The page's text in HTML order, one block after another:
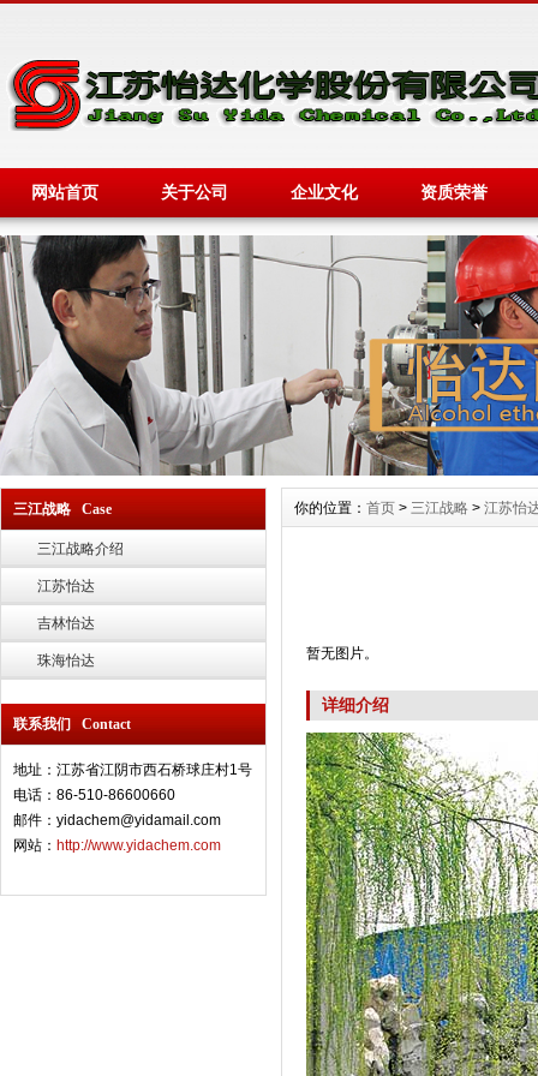
网站首页 关于公司 企业文化 资质荣誉
三江战略 Case
三江战略介绍
江苏怡达
吉林怡达
珠海怡达
联系我们 Contact
地址：江苏省江阴市西石桥球庄村1号
电话：86-510-86600660
邮件：yidachem@yidamail.com
网站： http://www.yidachem.com
你的位置： 首页 > 三江战略 > 江苏怡
暂无图片。
详细介绍